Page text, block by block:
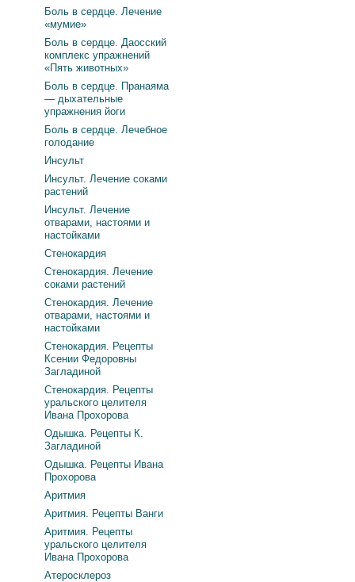
Боль в сердце. Лечение
«мумие»
Боль в сердце. Даосский
комплекс упражнений
«Пять животных»
Боль в сердце. Пранаяма
— дыхательные
упражнения йоги
Боль в сердце. Лечебное
голодание
Инсульт
Инсульт. Лечение соками
растений
Инсульт. Лечение
отварами, настоями и
настойками
Стенокардия
Стенокардия. Лечение
соками растений
Стенокардия. Лечение
отварами, настоями и
настойками
Стенокардия. Рецепты
Ксении Федоровны
Загладиной
Стенокардия. Рецепты
уральского целителя
Ивана Прохорова
Одышка. Рецепты К.
Загладиной
Одышка. Рецепты Ивана
Прохорова
Аритмия
Аритмия. Рецепты Ванги
Аритмия. Рецепты
уральского целителя
Ивана Прохорова
Атеросклероз